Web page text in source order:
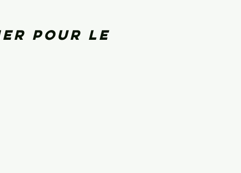
pour le